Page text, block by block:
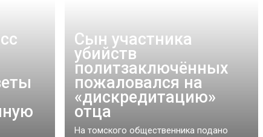
Сын участника
убийств
политзаключённых
пожаловался на
«дискредитацию»
отца
На томского общественника подано